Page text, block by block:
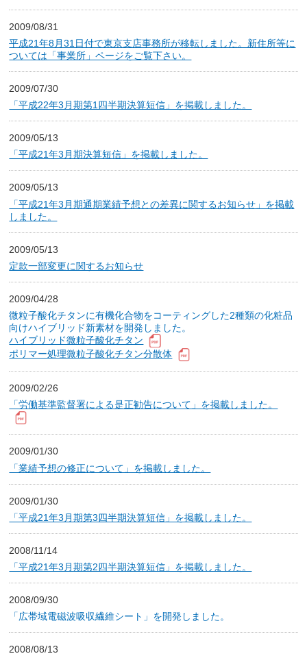
2009/08/31
平成21年8月31日付で東京支店事務所が移転しました。新住所等に
ついては「事業所」ページをご覧下さい。
2009/07/30
「平成22年3月期第1四半期決算短信」を掲載しました。
2009/05/13
「平成21年3月期決算短信」を掲載しました。
2009/05/13
「平成21年3月期通期業績予想との差異に関するお知らせ」を掲載
しました。
2009/05/13
定款一部変更に関するお知らせ
2009/04/28
微粒子酸化チタンに有機化合物をコーティングした2種類の化粧品
向けハイブリッド新素材を開発しました。
ハイブリッド微粒子酸化チタン
ポリマー処理微粒子酸化チタン分散体
2009/02/26
「労働基準監督署による是正勧告について」を掲載しました。
2009/01/30
「業績予想の修正について」を掲載しました。
2009/01/30
「平成21年3月期第3四半期決算短信」を掲載しました。
2008/11/14
「平成21年3月期第2四半期決算短信」を掲載しました。
2008/09/30
「広帯域電磁波吸収繊維シート」を開発しました。
2008/08/13